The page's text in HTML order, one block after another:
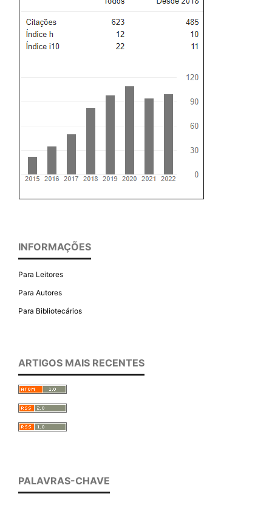
INFORMAÇÕES
Para Leitores
Para Autores
Para Bibliotecários
ARTIGOS MAIS RECENTES
PALAVRAS-CHAVE